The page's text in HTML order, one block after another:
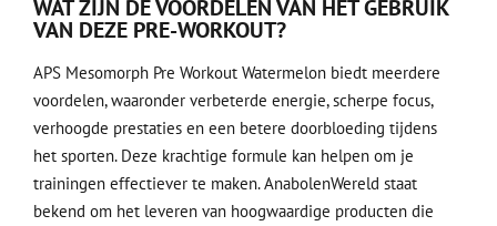
WAT ZIJN DE VOORDELEN VAN HET GEBRUIK
VAN DEZE PRE-WORKOUT?
APS Mesomorph Pre Workout Watermelon biedt meerdere
voordelen, waaronder verbeterde energie, scherpe focus,
verhoogde prestaties en een betere doorbloeding tijdens
het sporten. Deze krachtige formule kan helpen om je
trainingen effectiever te maken. AnabolenWereld staat
bekend om het leveren van hoogwaardige producten die